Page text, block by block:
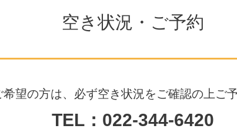
空き状況・ご予約
望の方は、必ず空き状況をご確認の上ご
TEL：022-344-6420